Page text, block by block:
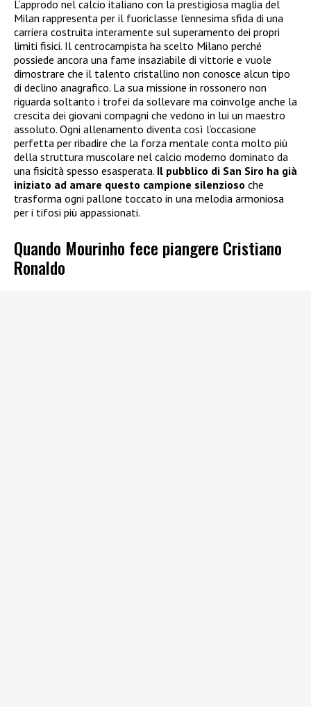
L’approdo nel calcio italiano con la prestigiosa maglia del
Milan rappresenta per il fuoriclasse l’ennesima sfida di una
carriera costruita interamente sul superamento dei propri
limiti fisici. Il centrocampista ha scelto Milano perché
possiede ancora una fame insaziabile di vittorie e vuole
dimostrare che il talento cristallino non conosce alcun tipo
di declino anagrafico. La sua missione in rossonero non
riguarda soltanto i trofei da sollevare ma coinvolge anche la
crescita dei giovani compagni che vedono in lui un maestro
assoluto. Ogni allenamento diventa così l’occasione
perfetta per ribadire che la forza mentale conta molto più
della struttura muscolare nel calcio moderno dominato da
una fisicità spesso esasperata. Il pubblico di San Siro ha già
iniziato ad amare questo campione silenzioso che
trasforma ogni pallone toccato in una melodia armoniosa
per i tifosi più appassionati.
Quando Mourinho fece piangere Cristiano
Ronaldo